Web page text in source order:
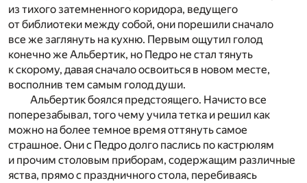
из тихого затемненного коридора, ведущего
от библиотеки между собой, они порешили сначало
все же заглянуть на кухню. Первым ощутил голод
конечно же Альбертик, но Педро не стал тянуть
к скорому, давая сначало освоиться в новом месте,
восполнив тем самым голод души.
Альбертик боялся предстоящего. Начисто все
поперезабывал, того чему учила тетка и решил как
можно на более темное время оттянуть самое
страшное. Они с Педро долго паслись по кастрюлям
и прочим столовым приборам, содержащим различные
яства, прямо с праздничного стола, перебиваясь